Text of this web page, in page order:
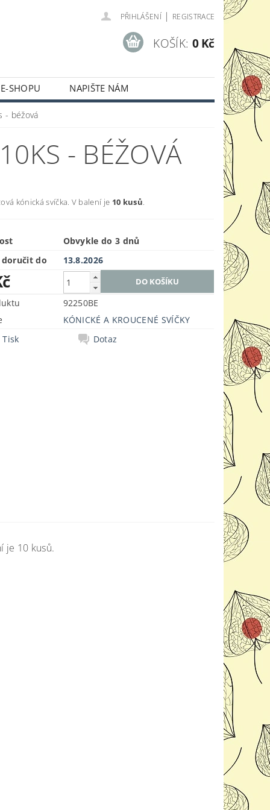
PŘIHLÁŠENÍ | REGISTRACE
KOŠÍK: 0 Kč
SHOPU NAPIŠTE NÁM
- béžová
- BÉŽOVÁ
kónická svíčka. V balení je 10 kusů.
Obvykle do 3 dnů
doručit do
13.8.2026
92250BE
KÓNICKÉ A KROUCENÉ SVÍČKY
Tisk
Dotaz
je 10 kusů.